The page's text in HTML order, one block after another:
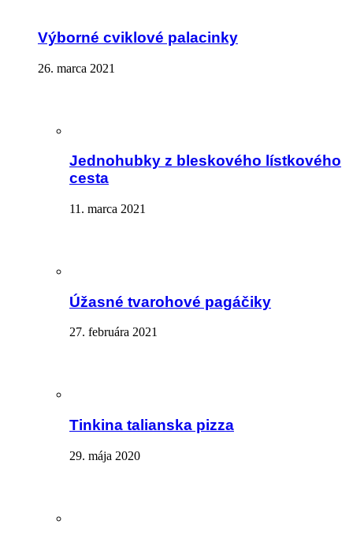
Výborné cviklové palacinky
26. marca 2021
Jednohubky z bleskového lístkového
cesta
11. marca 2021
Úžasné tvarohové pagáčiky
27. februára 2021
Tinkina talianska pizza
29. mája 2020